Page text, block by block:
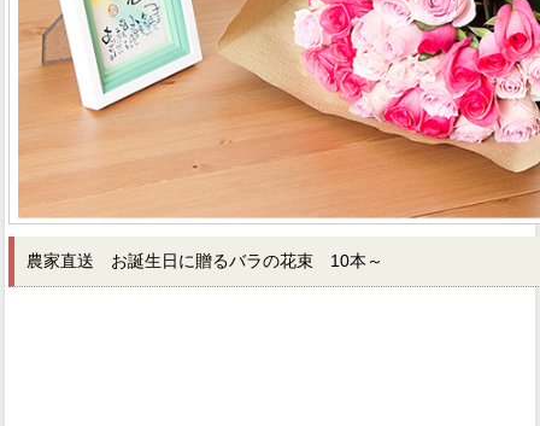
農家直送 お誕生日に贈るバラの花束 10本～